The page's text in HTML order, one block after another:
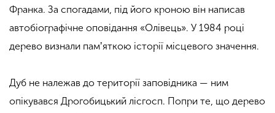
Франка. За спогадами, під його кроною він написав
автобіографічне оповідання «Олівець». У 1984 році
дерево визнали памʼяткою історії місцевого значення.
Дуб не належав до території заповідника — ним
опікувався Дрогобицький лісгосп. Попри те, що дерево